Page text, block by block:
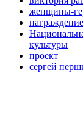
женщины-
награждение
культуры
проект
сергей